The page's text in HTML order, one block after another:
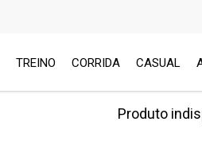
TREINO CORRIDA CASUAL
Produto